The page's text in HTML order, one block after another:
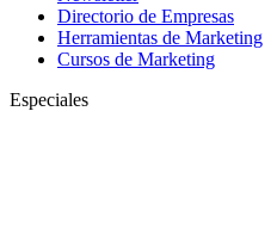
Directorio de Empresas
Herramientas de Marketing
Cursos de Marketing
Especiales